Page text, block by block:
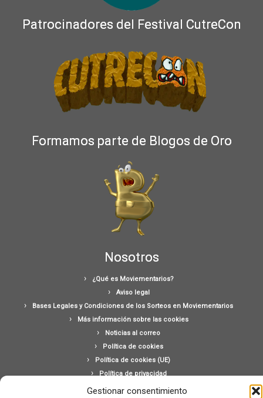
Gestionar consentimiento
Patrocinadores del Festival CutreCon
Formamos parte de Blogos de Oro
Nosotros
¿Qué es Moviementarios?
Aviso legal
Bases Legales y Condiciones de los Sorteos en Moviementarios
Más información sobre las cookies
Noticias al correo
Política de cookies
Política de cookies (UE)
Política de privacidad
Ponte en contacto con nosotros